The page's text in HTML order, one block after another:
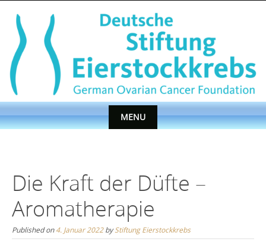
content
MENU
Die Kraft der Düfte –
Aromatherapie
Published on4. Januar 2022byStiftung Eierstockkrebs